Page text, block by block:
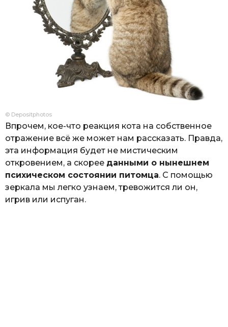
© Depositphotos
Впрочем, кое-что реакция кота на собственное
отражение всё же может нам рассказать. Правда,
эта информация будет не мистическим
откровением, а скорее данными о нынешнем
психическом состоянии питомца. С помощью
зеркала мы легко узнаем, тревожится ли он,
игрив или испуган.